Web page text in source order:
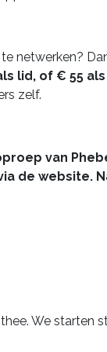
netwerken?
lid, of € 55
zelf.
van
de website.
We starten